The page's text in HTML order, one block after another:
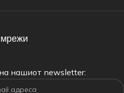
нашиот newsletter: